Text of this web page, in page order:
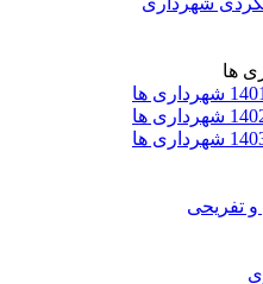
ها
تفریحی